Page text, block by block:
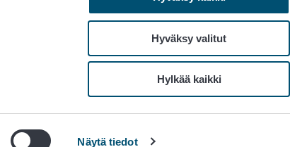
Näytä tiedot
Hyväksy valitut
Hylkää kaikki